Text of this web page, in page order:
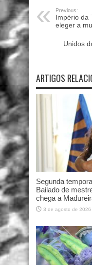
Previous:
Império da
eleger a
Unidos
ARTIGOS
Segunda
Bailado de
chega a
3 de agosto de 2026